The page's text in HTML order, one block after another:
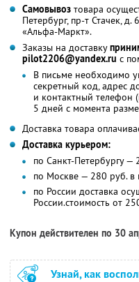
Самовывоз товара
Петербург, пр-т Стачек,
«Альфа-Маркт».
Заказы на доставку
pilot2206@yandex.ru с
В письме необходимо
секретный код, адрес
и контактный телефон
5 дней с момента
Доставка товара
Доставка курьером:
по Санкт-Петербургу
по Москве — 280 руб.
по России доставка
России.стоимость от
Купон действителен по 30
Узнай, как